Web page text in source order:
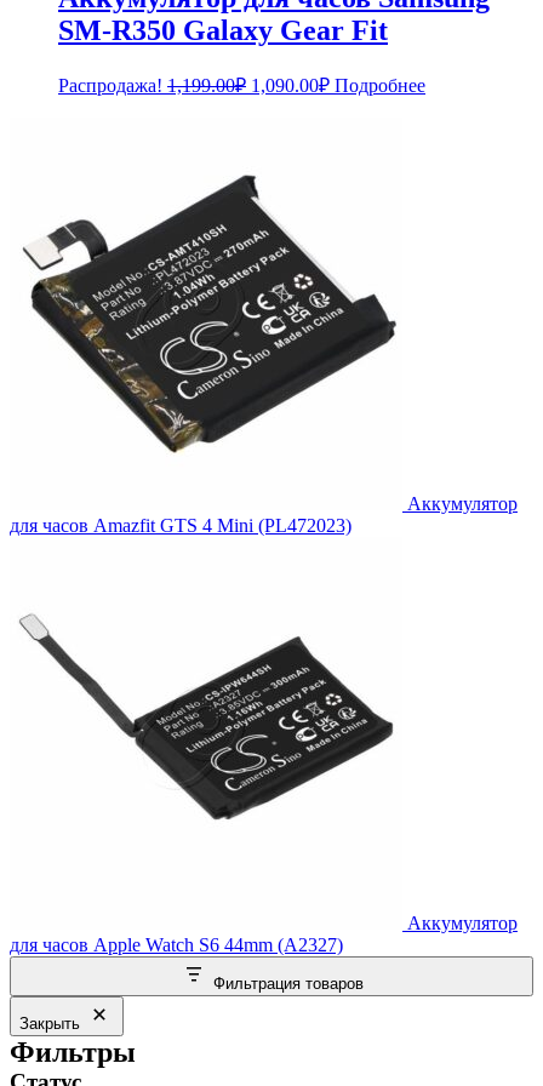
SM-R350 Galaxy Gear Fit
Распродажа! 1,199.00₽ Первоначальная
1,090.00₽Текущая
цена:
Подробнее
Аккумулятор
для часов Amazfit GTS 4 Mini (PL472023)
Аккумулятор
для часов Apple Watch S6 44mm (A2327)
Фильтрация товаров
Закрыть
Фильтры